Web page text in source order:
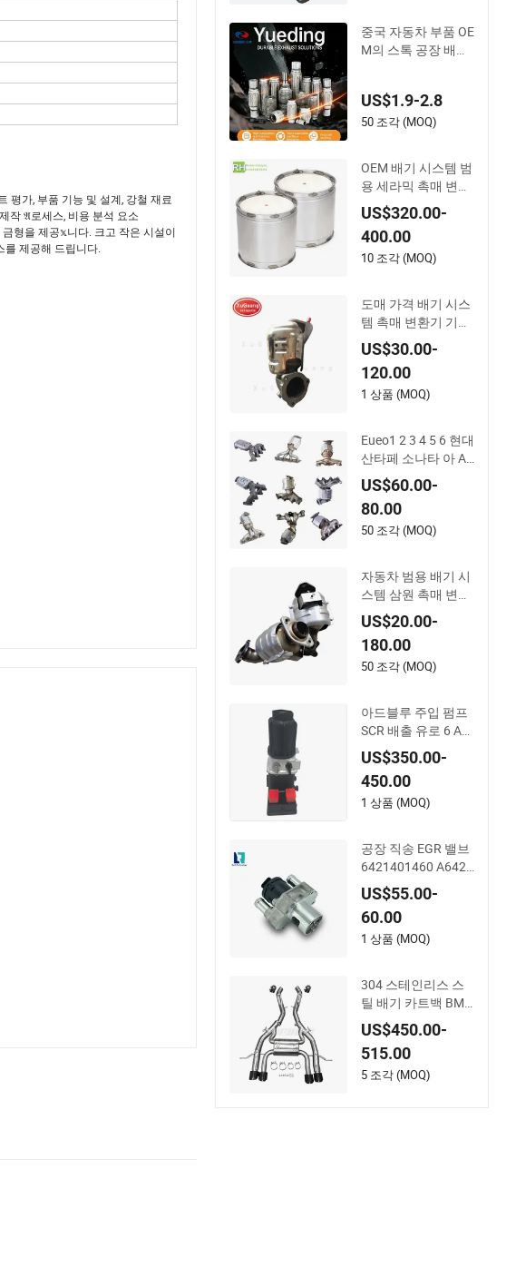
가, 부품 기능 및 설계, 강철 재료
작 𝔄로세스, 비용 분석 요소
형을 제공𝕩니다. 크고 작은 시설이
제공해 드립니다.
중국 자동차 부품 OE
M의 스톡 공장 배기
이프 장착
US$1.9-2.8
50 조각 (MOQ)
OEM 배기 시스템 범
용 세라믹 촉매 변환
기 디젤 미립자 필터
DPF 스카니아/만/벤
츠 볼보/다프/이베
코 커민스 이즈uzu
US$320.00-
400.00
10 조각 (MOQ)
도매 가격 배기 시스
템 촉매 변환기 기아
K5 1.6t
US$30.00-
120.00
1 상품 (MOQ)
Eueo1 2 3 4 5 6 현대
산타페 소나타 아 Ac
cent용 OBD 촉매 변
환기 기아 소렌토 스
포티지 IX25 IX35 IX
45 투싼
US$60.00-
80.00
50 조각 (MOQ)
자동차 범용 배기 시
스템 삼원 촉매 변환
기 DPF 판매
US$20.00-
180.00
50 조각 (MOQ)
아드블루 주입 펌프
SCR 배출 유로 6 A0
001407878
US$350.00-
450.00
1 상품 (MOQ)
공장 직송 EGR 밸브
6421401460 A6421
401460
US$55.00-
60.00
1 상품 (MOQ)
304 스테인리스 스
틸 배기 카트백 BM
W M3 M4 G80 G82
S58 액슬백
US$450.00-
515.00
5 조각 (MOQ)